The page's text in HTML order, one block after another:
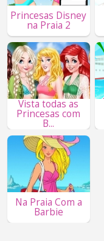
Princesas Disney
na Praia 2
Vista todas as
Princesas com
B...
Na Praia Com a
Barbie